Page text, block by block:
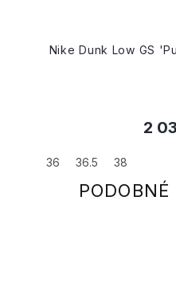
Nike Dunk Low GS
2
36 36.5 38